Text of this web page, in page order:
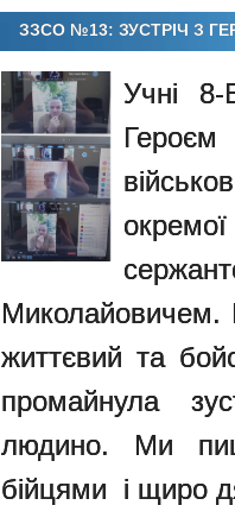
ЗЗСО №13: ЗУСТРІЧ З
Учні 8-
Миколайовичем.
життєвий та
промайнула
людино. Ми
бійцями і щиро